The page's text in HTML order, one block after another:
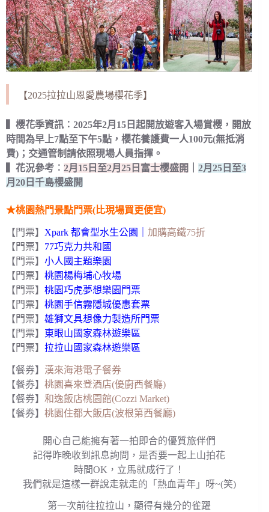
【2025拉拉山恩愛農場櫻花季】
▍櫻花季資訊︰2025年2月15日起開放遊客入場賞櫻，開放
時間為早上7點至下午5點，櫻花養護費一人100元(無抵消
費)；交通管制請依照現場人員指揮。
▍花況參考︰ 2月15日至2月25日富士櫻盛開
2月25日至3
月20日千島櫻盛開
★桃園熱門景點門票(比現場買更便宜)
【門票】 Xpark 都會型水生公園
加購高鐵75折
【門票】 77巧克力共和國
【門票】 小人國主題樂園
【門票】 桃園楊梅埔心牧場
【門票】 桃園巧虎夢想樂園門票
【門票】 桃園手信霧隱城優惠套票
【門票】 雄獅文具想像力製造所門票
【門票】 東眼山國家森林遊樂區
【門票】 拉拉山國家森林遊樂區
【餐券】 漢來海港電子餐券
【餐券】 桃園喜來登酒店(優廚西餐廳)
【餐券】 和逸飯店桃園館(Cozzi Market)
【餐券】 桃園住都大飯店(波根第西餐廳)
開心自己能擁有著一拍即合的優質旅伴們
記得昨晚收到訊息詢問，是否要一起上山拍花
時間OK，立馬就成行了！
我們就是這樣一群說走就走的「熱血青年」呀~(笑)
第一次前往拉拉山，顯得有幾分的雀躍